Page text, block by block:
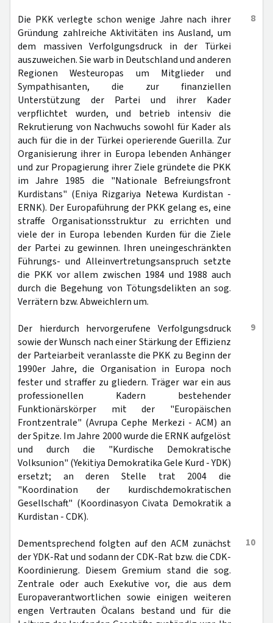
8
Die PKK verlegte schon wenige Jahre nach ihrer
Gründung zahlreiche Aktivitäten ins Ausland, um
dem massiven Verfolgungsdruck in der Türkei
auszuweichen. Sie warb in Deutschland und anderen
Regionen Westeuropas um Mitglieder und
Sympathisanten, die zur finanziellen
Unterstützung der Partei und ihrer Kader
verpflichtet wurden, und betrieb intensiv die
Rekrutierung von Nachwuchs sowohl für Kader als
auch für die in der Türkei operierende Guerilla. Zur
Organisierung ihrer in Europa lebenden Anhänger
und zur Propagierung ihrer Ziele gründete die PKK
im Jahre 1985 die "Nationale Befreiungsfront
Kurdistans" (Eniya Rizgariya Netewa Kurdistan -
ERNK). Der Europaführung der PKK gelang es, eine
straffe Organisationsstruktur zu errichten und
viele der in Europa lebenden Kurden für die Ziele
der Partei zu gewinnen. Ihren uneingeschränkten
Führungs- und Alleinvertretungsanspruch setzte
die PKK vor allem zwischen 1984 und 1988 auch
durch die Begehung von Tötungsdelikten an sog.
Verrätern bzw. Abweichlern um.
9
Der hierdurch hervorgerufene Verfolgungsdruck
sowie der Wunsch nach einer Stärkung der Effizienz
der Parteiarbeit veranlasste die PKK zu Beginn der
1990er Jahre, die Organisation in Europa noch
fester und straffer zu gliedern. Träger war ein aus
professionellen Kadern bestehender
Funktionärskörper mit der "Europäischen
Frontzentrale" (Avrupa Cephe Merkezi - ACM) an
der Spitze. Im Jahre 2000 wurde die ERNK aufgelöst
und durch die "Kurdische Demokratische
Volksunion" (Yekitiya Demokratika Gele Kurd - YDK)
ersetzt; an deren Stelle trat 2004 die
"Koordination der kurdischdemokratischen
Gesellschaft" (Koordinasyon Civata Demokratik a
Kurdistan - CDK).
10
Dementsprechend folgten auf den ACM zunächst
der YDK-Rat und sodann der CDK-Rat bzw. die CDK-
Koordinierung. Diesem Gremium stand die sog.
Zentrale oder auch Exekutive vor, die aus dem
Europaverantwortlichen sowie einigen weiteren
engen Vertrauten Öcalans bestand und für die